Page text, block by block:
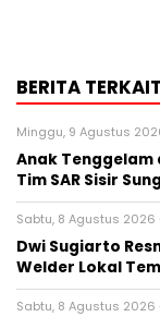
BERITA TERKAIT
Minggu, 9 Agustus
Anak Tenggelam
Tim SAR Sisir
Sabtu, 8 Agustus 2026
Dwi Sugiarto
Welder Lokal
Sabtu, 8 Agustus 2026